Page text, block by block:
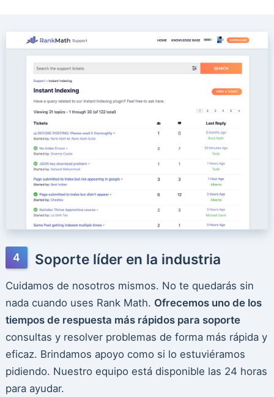
Soporte líder en la industria
Cuidamos de nosotros mismos. No te quedarás sin
nada cuando uses Rank Math. Ofrecemos uno de los
tiempos de respuesta más rápidos para soporte
consultas y resolver problemas de forma más rápida y
eficaz. Brindamos apoyo como si lo estuviéramos
pidiendo. Nuestro equipo está disponible las 24 horas
para ayudar.